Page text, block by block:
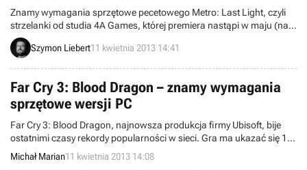
Znamy wymagania sprzętowe pecetowego Metro: Last Light, czyli
strzelanki od studia 4A Games, której premiera nastąpi w maju (na
PC i konsolach). To dobra okazja, żeby zweryfikować zapewnienia
twórców sprzed paru lat – mówili oni, że gra będzie wyglądała
Szymon Liebert11 kwietnia 2013 14:41
Far Cry 3: Blood Dragon – znamy wymagania
sprzętowe wersji PC
Far Cry 3: Blood Dragon, najnowsza produkcja firmy Ubisoft, bije
ostatnimi czasy rekordy popularności w sieci. Gra ma ukazać się 1
maja bieżącego roku na PC, PlayStation 3 oraz Xboksie 360. Znamy
już minimalne oraz rekomendowane wymagania sprzętowe wersji
Michał Marian11 kwietnia 2013 14:08